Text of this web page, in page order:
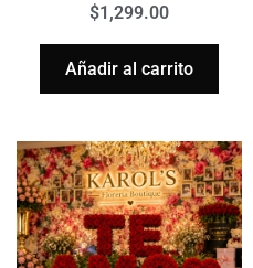
$1,299.00
Añadir al carrito